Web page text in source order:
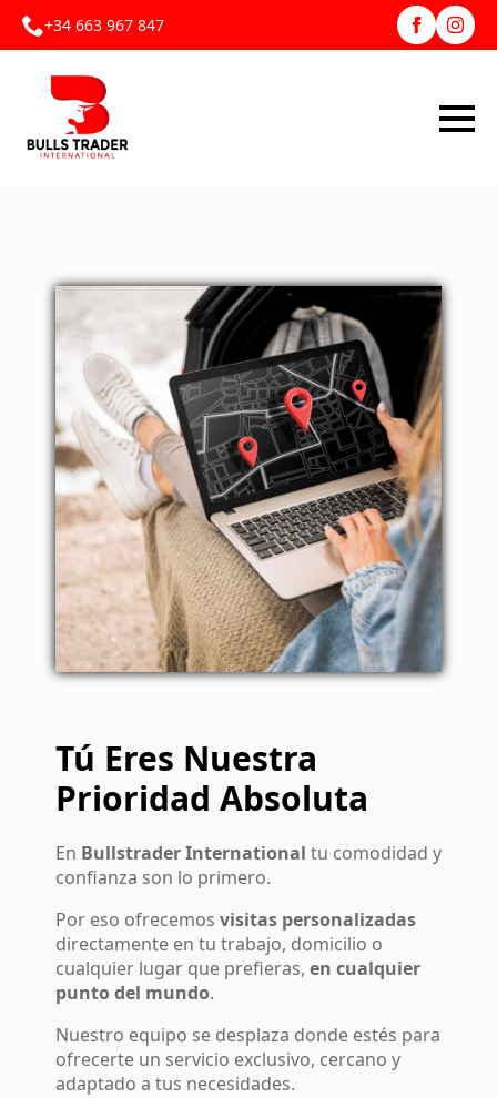
+34 663 967 847
Tú Eres Nuestra
Prioridad Absoluta
En Bullstrader International tu comodidad y
confianza son lo primero.
Por eso ofrecemos visitas personalizadas
directamente en tu trabajo, domicilio o
cualquier lugar que prefieras, en cualquier
punto del mundo.
Nuestro equipo se desplaza donde estés para
ofrecerte un servicio exclusivo, cercano y
adaptado a tus necesidades.